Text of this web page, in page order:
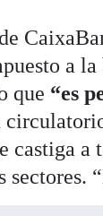
a la
que “es
castiga